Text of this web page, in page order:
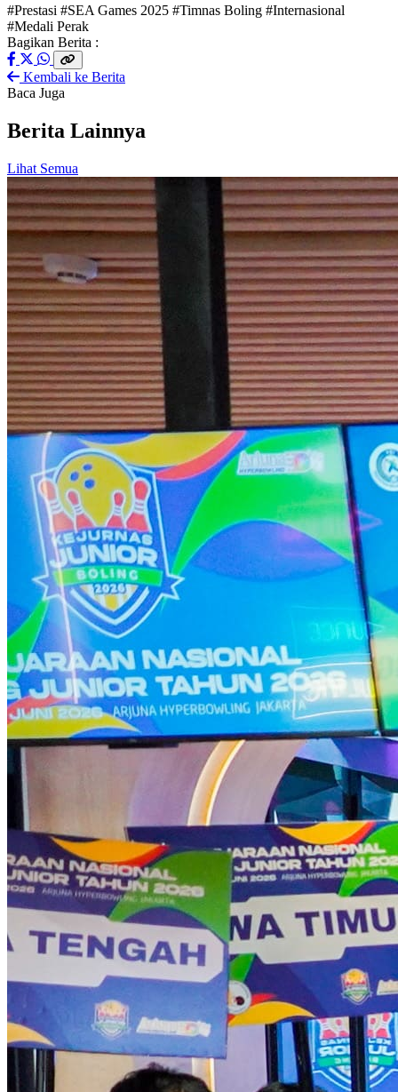
#Prestasi #SEA Games 2025 #Timnas Boling #Internasional
#Medali Perak
Bagikan Berita :
Kembali ke Berita
Baca Juga
Berita Lainnya
Lihat Semua